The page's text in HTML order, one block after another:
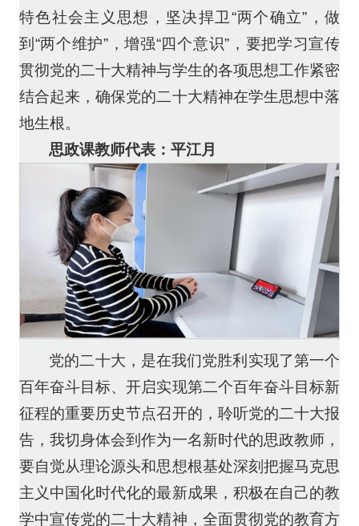
特色社会主义思想，坚决捍卫“两个确立”，做
到“两个维护”，增强“四个意识”，要把学习宣传
贯彻党的二十大精神与学生的各项思想工作紧密
结合起来，确保党的二十大精神在学生思想中落
地生根。
思政课教师代表：平江月
党的二十大，是在我们党胜利实现了第一个
百年奋斗目标、开启实现第二个百年奋斗目标新
征程的重要历史节点召开的，聆听党的二十大报
告，我切身体会到作为一名新时代的思政教师，
要自觉从理论源头和思想根基处深刻把握马克思
主义中国化时代化的最新成果，积极在自己的教
学中宣传党的二十大精神，全面贯彻党的教育方